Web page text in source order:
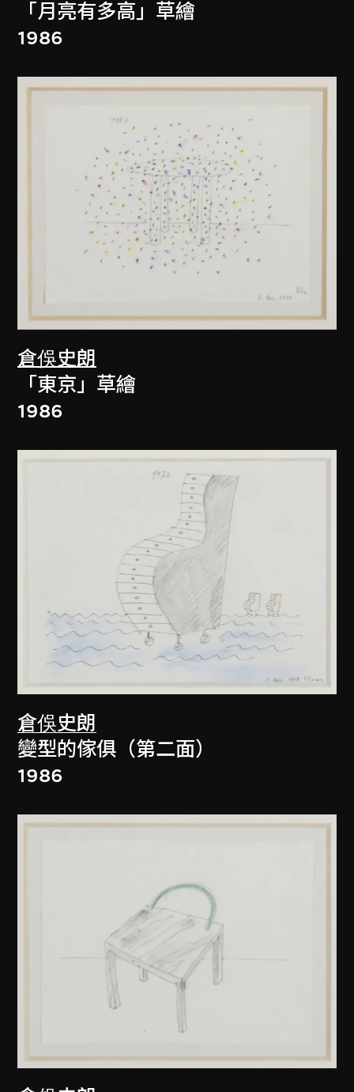
「月亮有多高」草繪
1986
倉俁史朗
「東京」草繪
1986
倉俁史朗
變型的傢俱（第二面）
1986